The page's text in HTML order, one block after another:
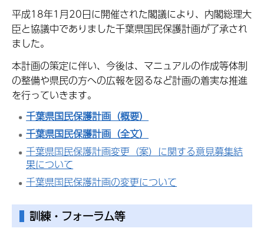
平成18年1月20日に開催された閣議により、内閣総理大
臣と協議中でありました千葉県国民保護計画が了承され
ました。
本計画の策定に伴い、今後は、マニュアルの作成等体制
の整備や県民の方への広報を図るなど計画の着実な推進
を行っていきます。
千葉県国民保護計画（概要）
千葉県国民保護計画（全文）
千葉県国民保護計画変更（案）に関する意見募集結
果について
千葉県国民保護計画の変更について
訓練・フォーラム等